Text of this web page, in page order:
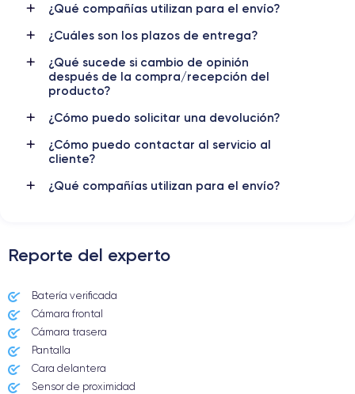
Cámara Cámara Frontal
Resolución vídeo
4K - 3840x2160px
Carga rápida
Si, mínimo 20W
Batería
2815 mAh
Doble SIM
Red móvil
¿Qué compañías utilizan para el envío?
¿Cuáles son los plazos de entrega?
¿Qué sucede si cambio de opinión
después de la compra/recepción del
producto?
¿Cómo puedo solicitar una devolución?
¿Cómo puedo contactar al servicio al
cliente?
¿Qué compañías utilizan para el envío?
Reporte del experto
Batería verificada
Cámara frontal
Cámara trasera
Pantalla
Cara delantera
Sensor de proximidad